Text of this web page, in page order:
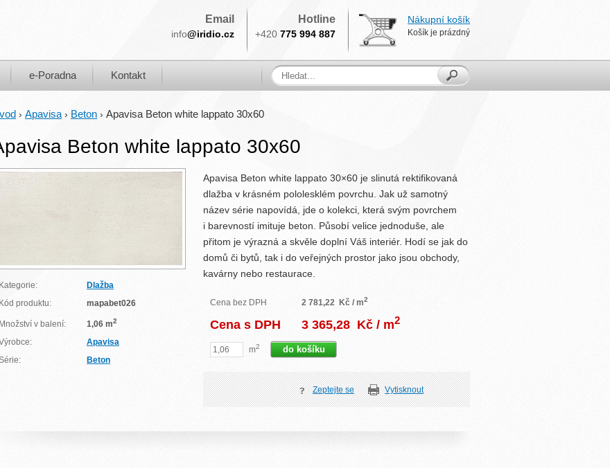
Email
info@iridio.cz
Hotline
+420 775 994 887
Nákupní košík
Košík je prázdný
e-Poradna Kontakt
› Apavisa › Beton › Apavisa Beton white lappato 30x60
Beton white lappato 30x60
Kategorie:
Dlažba
Kód produktu:
mapabet026
Množství v balení: 1,06 m2
Apavisa
Beton
Apavisa Beton white lappato 30×60 je slinutá rektifikovaná
dlažba v krásném pololesklém povrchu. Jak už samotný
název série napovídá, jde o kolekci, která svým povrchem
i barevností imituje beton. Působí velice jednoduše, ale
přitom je výrazná a skvěle doplní Váš interiér. Hodí se jak do
domů či bytů, tak i do veřejných prostor jako jsou obchody,
kavárny nebo restaurace.
Cena bez DPH 2 781,22 Kč / m2
Cena s DPH 3 365,28 Kč / m2
m2
Zeptejte se Vytisknout